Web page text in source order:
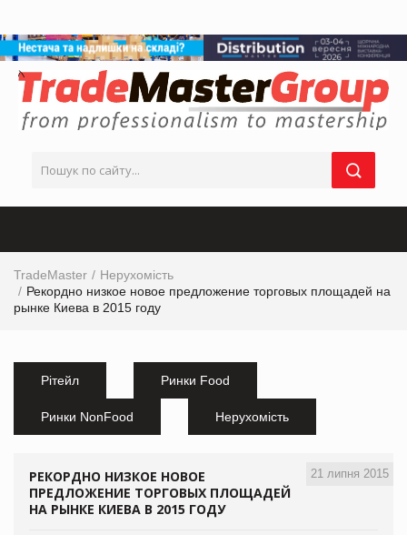
TradeMaster
Нерухомість
Рекордно низкое новое предложение торговых площадей на
рынке Киева в 2015 году
Рітейл Ринки Food
Ринки NonFood Нерухомість
21 липня 2015
РЕКОРДНО НИЗКОЕ НОВОЕ
ПРЕДЛОЖЕНИЕ ТОРГОВЫХ ПЛОЩАДЕЙ
НА РЫНКЕ КИЕВА В 2015 ГОДУ